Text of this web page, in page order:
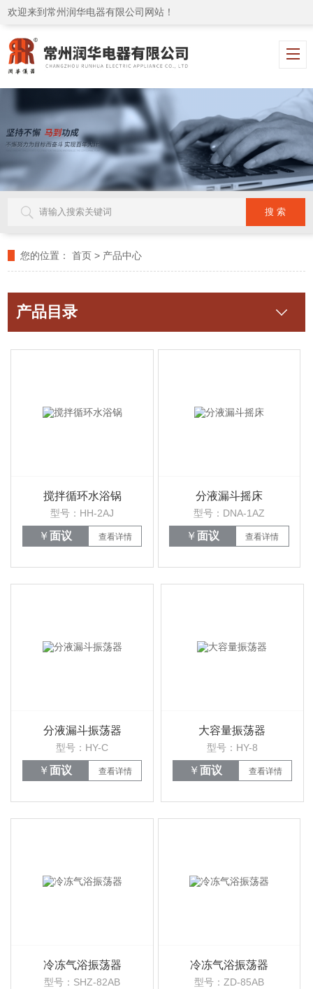
欢迎来到常州润华电器有限公司网站！
您的位置： 首页 > 产品中心
产品目录
搅拌循环水浴锅
型号：HH-2AJ
￥面议 查看详情
分液漏斗摇床
型号：DNA-1AZ
￥面议 查看详情
分液漏斗振荡器
型号：HY-C
￥面议 查看详情
大容量振荡器
型号：HY-8
￥面议 查看详情
冷冻气浴振荡器
型号：SHZ-82AB
冷冻气浴振荡器
型号：ZD-85AB